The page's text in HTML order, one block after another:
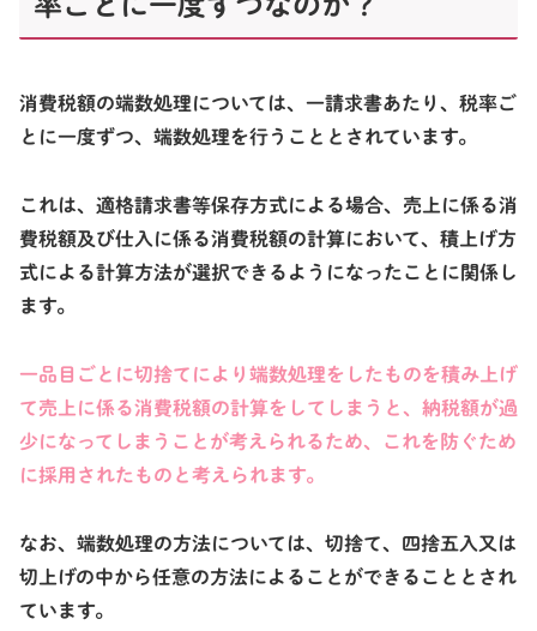
消費税額の端数処理については、 一請求書あたり、税率ご
とに一度ずつ、端数処理を行うこととされています。
これは、適格請求書等保存方式による場合、売上に係る消
費税額及び仕入に係る消費税額の計算において、 積上げ方
式による計算方法が選択できるようになったことに関係し
ます。
一品目ごとに切捨てにより端数処理をしたものを積み上げ
て売上に係る消費税額の計算をしてしまうと、 納税額が過
少になってしまうことが考えられるため、 これを防ぐため
に採用されたものと考えられます。
なお、端数処理の方法については、切捨て、四捨五入又は
切上げの中から任意の方法によることができることとされ
ています。